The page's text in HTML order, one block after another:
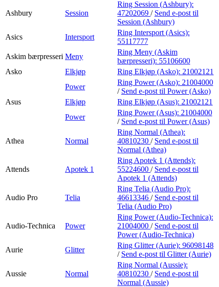
Ashbury Session
Ring Session (Ashbury):
47202069 / Send e-post til
Session (Ashbury)
Asics
Intersport
Ring Intersport (Asics):
55117777
Askim bærpresseri Meny
Ring Meny (Askim
bærpresseri): 55106600
Asko
Elkjøp Ring Elkjøp (Asko): 21002121
Power
Ring Power (Asko): 21004000
/ Send e-post til Power (Asko)
Asus
Elkjøp Ring Elkjøp (Asus): 21002121
Power
Ring Power (Asus): 21004000
/ Send e-post til Power (Asus)
Athea Normal
Ring Normal (Athea):
40810230 / Send e-post til
Normal (Athea)
Attends Apotek 1
Ring Apotek 1 (Attends):
55224600 / Send e-post til
Apotek 1 (Attends)
Audio Pro Telia
Ring Telia (Audio Pro):
46613346 / Send e-post til
Telia (Audio Pro)
Audio-Technica Power
Ring Power (Audio-Technica):
21004000 / Send e-post til
Power (Audio-Technica)
Aurie
Glitter
Ring Glitter (Aurie): 96098148
/ Send e-post til Glitter (Aurie)
Aussie Normal
Ring Normal (Aussie):
40810230 / Send e-post til
Normal (Aussie)